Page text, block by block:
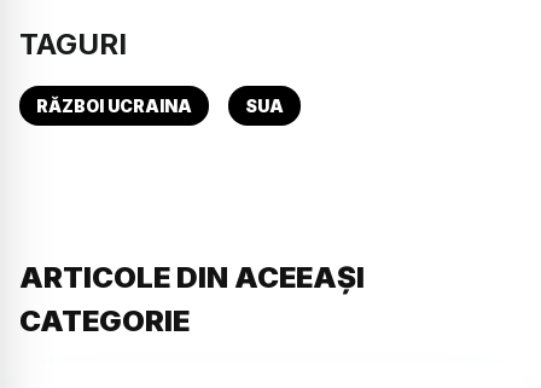
TAGURI
RĂZBOI UCRAINA SUA
ARTICOLE DIN ACEEAȘI
CATEGORIE